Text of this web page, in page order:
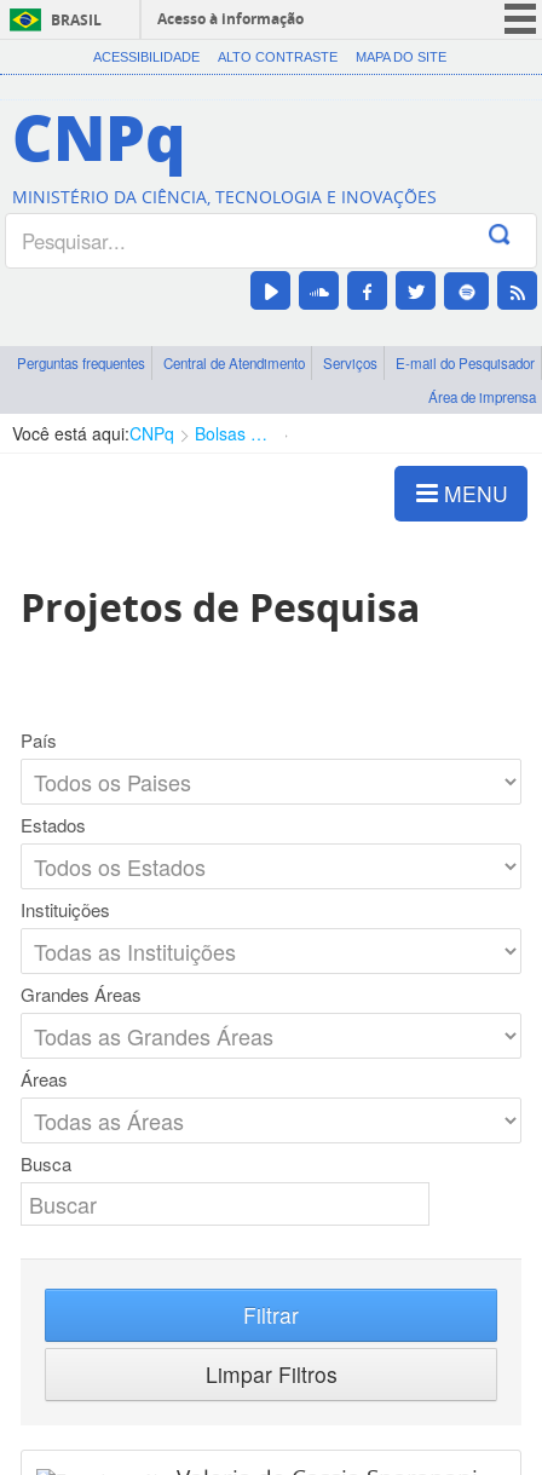
BRASIL
Acesso à informação
CORONAVÍRUS (COVID-19)
Canais
ACESSIBILIDADE ALTO CONTRASTE MAPA DO SITE
CNPq
MINISTÉRIO DA CIÊNCIA, TECNOLOGIA E INOVAÇÕES
Perguntas frequentes Central de Atendimento Serviços
E-mail do Pesquisador
Área de imprensa
Você está aqui:CNPq Bolsas e Auxílios Vigentes
MENU
Projetos de Pesquisa
País
Estados
Instituições
Grandes Áreas
Áreas
Busca
Filtrar
Limpar Filtros